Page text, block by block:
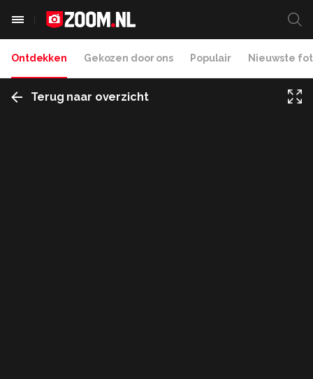
Ontdekken Gekozen door ons Populair Nieuwste
Terug naar overzicht